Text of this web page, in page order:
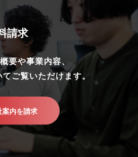
請求
要や事業内容、
ご覧いただけます。
案内を請求